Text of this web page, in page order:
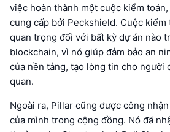
việc hoàn thành một cuộc kiểm
cung cấp bởi Peckshield. Cuộc kiểm
quan trọng đối với bất kỳ dự án nào
blockchain, vì nó giúp đảm bảo an
của nền tảng, tạo lòng tin cho người
quan.
Ngoài ra, Pillar cũng được công
của mình trong cộng đồng. Nó đã